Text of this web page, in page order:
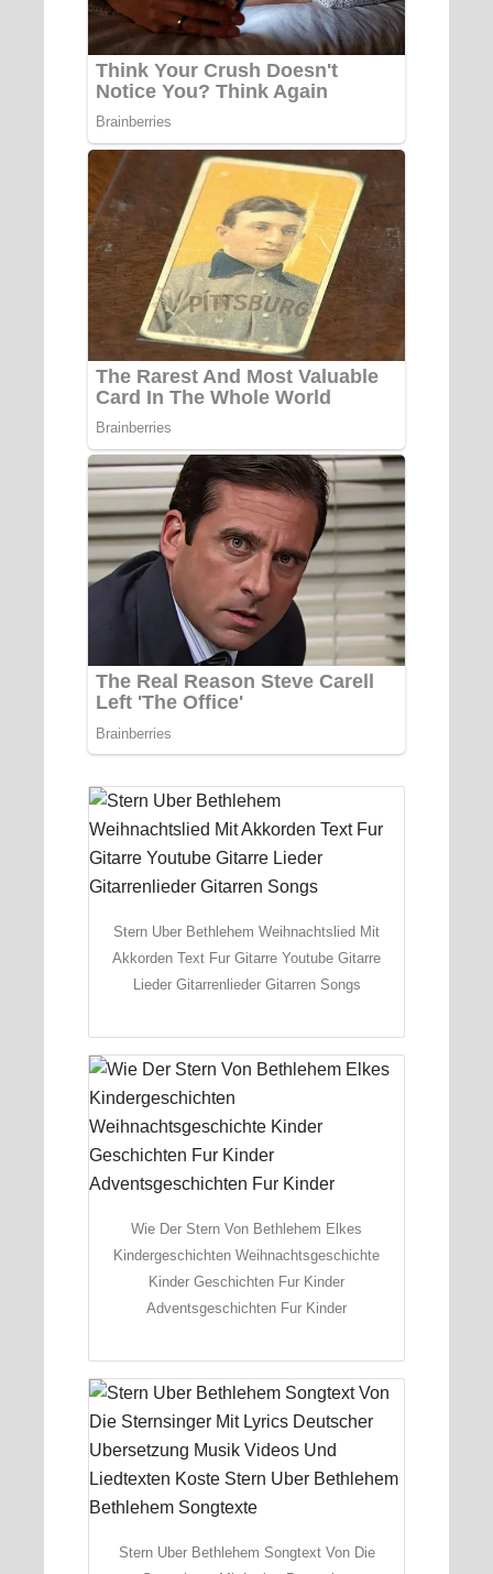
Stern Uber Bethlehem Weihnachtslied Mit
Akkorden Text Fur Gitarre Youtube Gitarre
Lieder Gitarrenlieder Gitarren Songs
Wie Der Stern Von Bethlehem Elkes
Kindergeschichten Weihnachtsgeschichte
Kinder Geschichten Fur Kinder
Adventsgeschichten Fur Kinder
Stern Uber Bethlehem Songtext Von Die